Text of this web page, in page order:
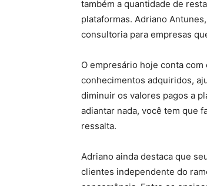
também a quantidade de
plataformas. Adriano
consultoria para empresas
O empresário hoje conta
conhecimentos adquiridos,
diminuir os valores pagos a
adiantar nada, você tem que
ressalta.
Adriano ainda destaca que
clientes independente do